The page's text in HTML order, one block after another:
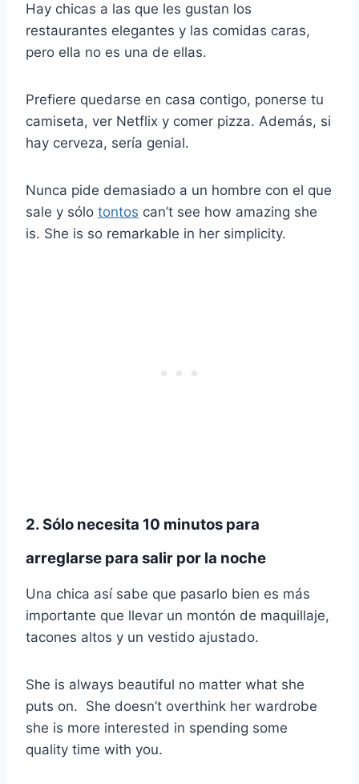
Hay chicas a las que les gustan los
restaurantes elegantes y las comidas caras,
pero ella no es una de ellas.
Prefiere quedarse en casa contigo, ponerse tu
camiseta, ver Netflix y comer pizza. Además, si
hay cerveza, sería genial.
Nunca pide demasiado a un hombre con el que
sale y sólo tontos can’t see how amazing she
is. She is so remarkable in her simplicity.
2. Sólo necesita 10 minutos para
arreglarse para salir por la noche
Una chica así sabe que pasarlo bien es más
importante que llevar un montón de maquillaje,
tacones altos y un vestido ajustado.
She is always beautiful no matter what she
puts on. She doesn’t overthink her wardrobe
she is more interested in spending some
quality time with you.